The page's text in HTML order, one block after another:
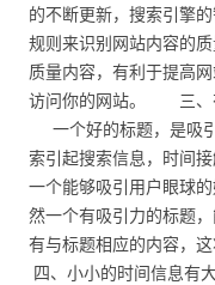
的不断更新，搜索引擎
规则来识别网站内容的
质量内容，有利于提高
访问你的网站。 三、
一个好的标题，是吸
索引起搜索信息，时间
一个能够吸引用户眼球
然一个有吸引力的标题
有与标题相应的内容，
四、小小的时间信息